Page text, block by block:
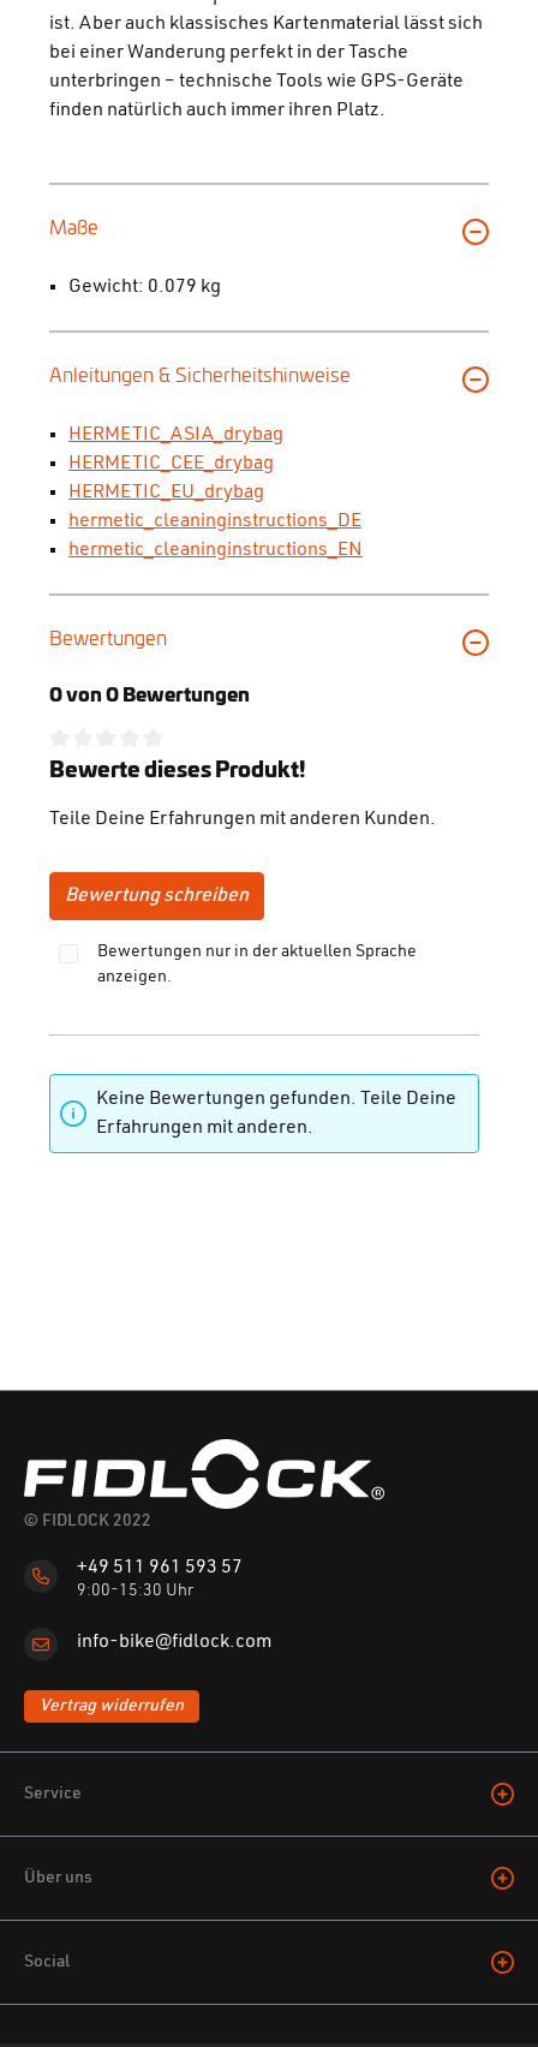
ist. Aber auch klassisches Kartenmaterial lässt sich
bei einer Wanderung perfekt in der Tasche
unterbringen – technische Tools wie GPS-Geräte
finden natürlich auch immer ihren Platz.
Maße
Gewicht: 0.079 kg
Anleitungen & Sicherheitshinweise
HERMETIC_ASIA_drybag
HERMETIC_CEE_drybag
HERMETIC_EU_drybag
hermetic_cleaninginstructions_DE
hermetic_cleaninginstructions_EN
Bewertungen
0 von 0 Bewertungen
Durchschnittliche Bewertung von 0 von 5 Sternen
Bewerte dieses Produkt!
Teile Deine Erfahrungen mit anderen Kunden.
Bewertung schreiben
Bewertungen nur in der aktuellen Sprache
anzeigen.
Keine Bewertungen gefunden. Teile Deine
Erfahrungen mit anderen.
© FIDLOCK 2022
+49 511 961 593 57
9:00-15:30 Uhr
info-bike@fidlock.com
Vertrag widerrufen
Service
Über uns
Social